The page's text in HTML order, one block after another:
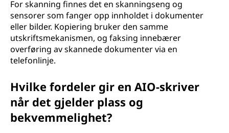
A
O
For skanning finnes det en skanningseng og
sensorer som fanger opp innholdet i dokumenter
eller bilder. Kopiering bruker den samme
utskriftsmekanismen, og faksing innebærer
overføring av skannede dokumenter via en
telefonlinje.
Hvilke fordeler gir en AIO-skriver
når det gjelder plass og
bekvemmelighet?